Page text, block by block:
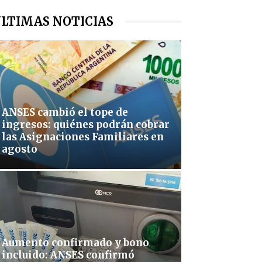
NOTICIAS
ANSES cambió el tope de
ingresos: quiénes podrán cobrar
las Asignaciones Familiares en
agosto
Aumento confirmado y bono
incluido: ANSES confirmó